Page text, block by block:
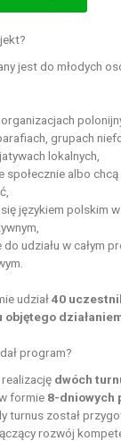
jest do młodych
grupach
lokalnych,
społecznie albo
językiem polskim
udziału w całym
udział40
program?
dwóch
formie 8-dniowych
turnus został
rozwój